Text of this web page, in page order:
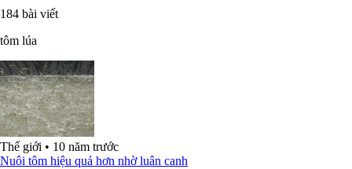
184 bài viết
tôm lúa
Thế giới • 10 năm trước
Nuôi tôm hiệu quả hơn nhờ luân canh